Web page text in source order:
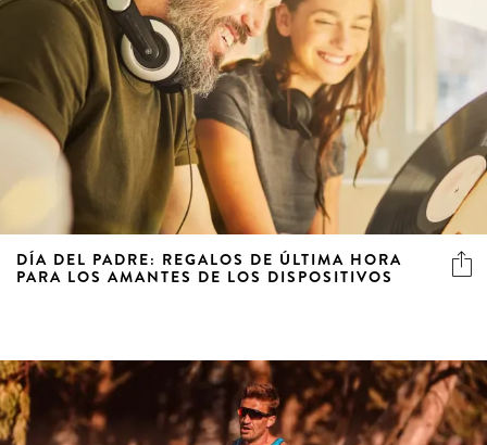
DÍA DEL PADRE: REGALOS DE ÚLTIMA HORA
PARA LOS AMANTES DE LOS DISPOSITIVOS